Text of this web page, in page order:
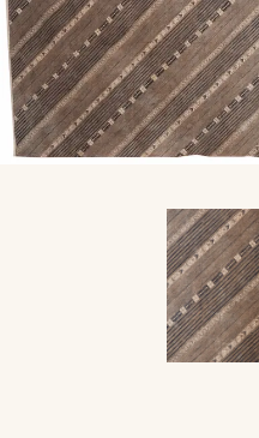
KAMUS
BATIK
KATALOG
BATIK
TANYA